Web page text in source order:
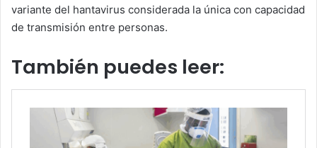
variante del hantavirus considerada la única con capacidad
de transmisión entre personas.
También puedes leer: